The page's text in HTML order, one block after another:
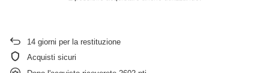
14 giorni per la restituzione
Acquisti sicuri